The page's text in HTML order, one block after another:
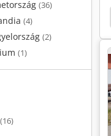
(36)
(4)
(2)
(1)
(16)
Toyota Landcruiser